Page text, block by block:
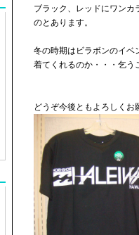
ブラック、レッドにワンカ
のとあります。
冬の時期はビラボンのイベ
着てくれるのか・・・乞う
どうぞ今後ともよろしくお